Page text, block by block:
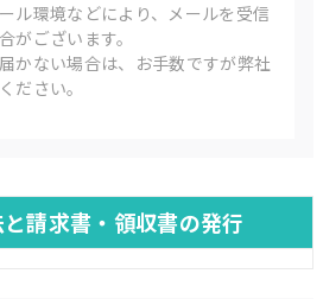
ル環境などにより、メールを受信
がございます。
かない場合は、お手数ですが弊社
ださい。
請求書・領収書の発行